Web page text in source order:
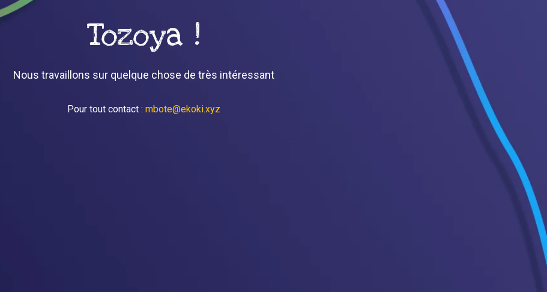
Tozoya !
Nous travaillons sur quelque chose de très intéressant
Pour tout contact : mbote@ekoki.xyz